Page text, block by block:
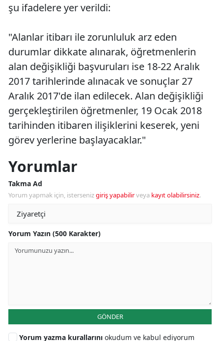
şu ifadelere yer verildi:
"Alanlar itibarı ile zorunluluk arz eden
durumlar dikkate alınarak, öğretmenlerin
alan değişikliği başvuruları ise 18-22 Aralık
2017 tarihlerinde alınacak ve sonuçlar 27
Aralık 2017'de ilan edilecek. Alan değişikliği
gerçekleştirilen öğretmenler, 19 Ocak 2018
tarihinden itibaren ilişiklerini keserek, yeni
görev yerlerine başlayacaklar."
Yorumlar
Takma Ad
Yorum yapmak için, istersenizgiriş yapabilirveya kayıt olabilirsiniz.
Yorum Yazın (500 Karakter)
GÖNDER
Yorum yazma kurallarını okudum ve kabul ediyorum